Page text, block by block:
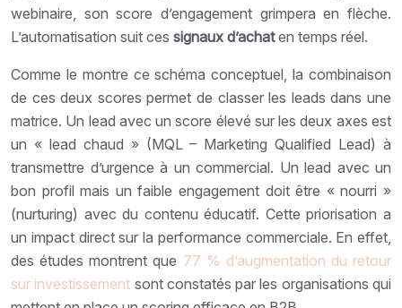
webinaire, son score d’engagement grimpera en flèche.
L’automatisation suit ces signaux d’achaten temps réel.
Comme le montre ce schéma conceptuel, la combinaison
de ces deux scores permet de classer les leads dans une
matrice. Un lead avec un score élevé sur les deux axes est
un « lead chaud » (MQL – Marketing Qualified Lead) à
transmettre d’urgence à un commercial. Un lead avec un
bon profil mais un faible engagement doit être « nourri »
(nurturing) avec du contenu éducatif. Cette priorisation a
un impact direct sur la performance commerciale. En effet,
des études montrent que 77 % d’augmentation du retour
sur investissement sont constatés par les organisations qui